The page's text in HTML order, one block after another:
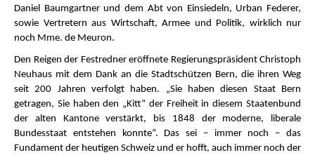
Daniel Baumgartner und dem Abt von Einsiedeln, Urban Federer,
sowie Vertretern aus Wirtschaft, Armee und Politik, wirklich nur
noch Mme. de Meuron.
Den Reigen der Festredner eröffnete Regierungspräsident Christoph
Neuhaus mit dem Dank an die Stadtschützen Bern, die ihren Weg
seit 200 Jahren verfolgt haben. „Sie haben diesen Staat Bern
getragen, Sie haben den „Kitt“ der Freiheit in diesem Staatenbund
der alten Kantone verstärkt, bis 1848 der moderne, liberale
Bundesstaat entstehen konnte“. Das sei – immer noch – das
Fundament der heutigen Schweiz und er hofft, auch immer noch der